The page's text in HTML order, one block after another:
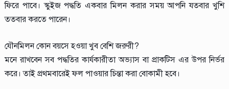
ফিরে পাবে। স্কুইজ পদ্ধতি একবার মিলন করার সময় আপনি যতবার খুশি
ততবার করতে পারেন।
যৌনমিলন কোন বয়সে হওয়া খুব বেশি জরুরী?
মনে রাখবেন সব পদ্ধতির কার্যকারীতা অভ্যাস বা প্রাকটিস এর উপর নির্ভর
করে। তাই প্রথমবারেই ফল পাওয়ার চিন্তা করা বোকামী হবে।